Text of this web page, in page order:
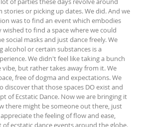
stories or picking up dates. We did. And we
was to find an event which embodies
to find a space where we could
social masks and just dance freely. We
alcohol or certain substances is a
We didn't feel like taking a bunch
but rather takes away from it. We
free of dogma and expectations. We
that those spaces DO exist and
of Ecstatic Dance. Now we are bringing it
there might be someone out there, just
the feeling of flow and ease,
of ecstatic dance events around the globe.